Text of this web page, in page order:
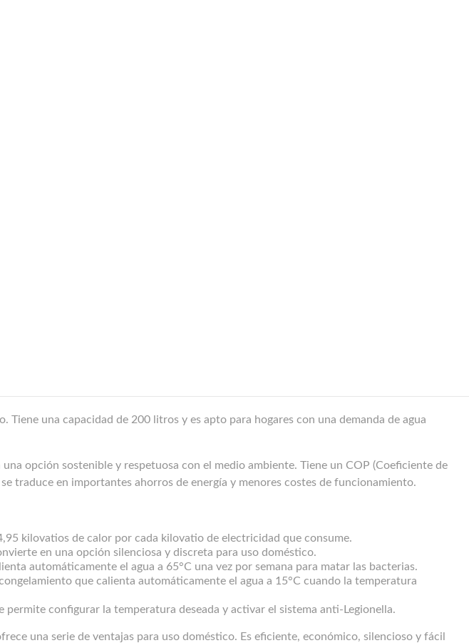
Tiene una capacidad de 200 litros y es apto para hogares con una demanda de agua
opción sostenible y respetuosa con el medio ambiente. Tiene un COP (Coeficiente de
traduce en importantes ahorros de energía y menores costes de funcionamiento.
kilovatios de calor por cada kilovatio de electricidad que consume.
en una opción silenciosa y discreta para uso doméstico.
automáticamente el agua a 65°C una vez por semana para matar las bacterias.
que calienta automáticamente el agua a 15°C cuando la temperatura
configurar la temperatura deseada y activar el sistema anti-Legionella.
una serie de ventajas para uso doméstico. Es eficiente, económico, silencioso y fácil